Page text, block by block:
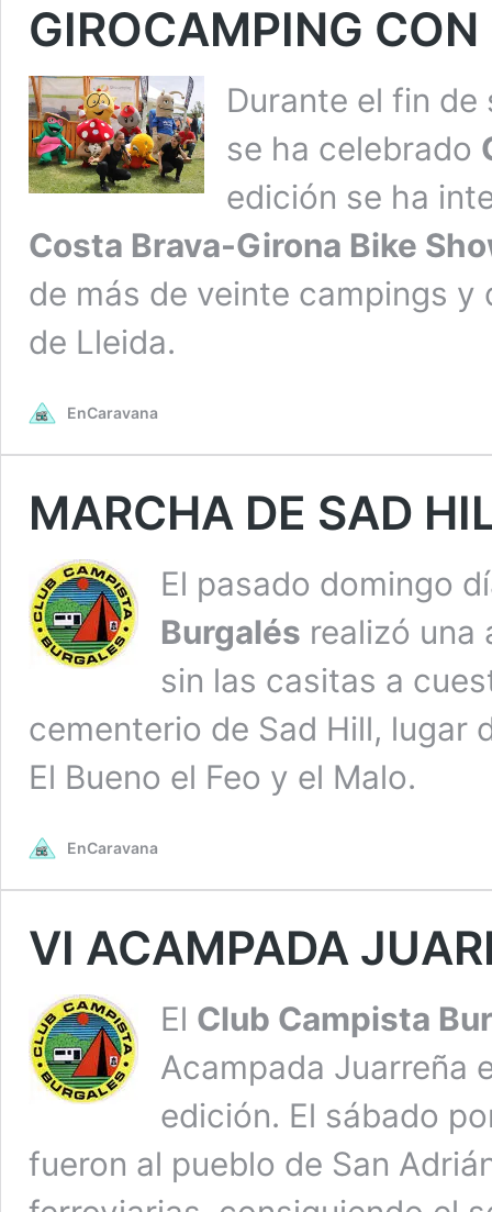
GIROCAMPING
Durante el fin de
se ha celebrado
edición se ha
Costa Brava-Girona Bike
de más de veinte campings
de Lleida.
EnCaravana
MARCHA DE SAD
El pasado domingo
Burgalés realizó una
sin las casitas a
cementerio de Sad Hill, lugar
El Bueno el Feo y el Malo.
EnCaravana
VI ACAMPADA
El Club Campista
Acampada Juarreña
edición. El sábado
fueron al pueblo de San